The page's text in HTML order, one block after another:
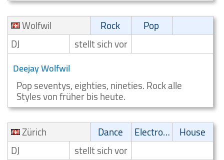
Wolfwil
Rock
Pop
DJ
stellt sich vor
Deejay Wolfwil
Pop seventys, eighties, nineties. Rock alle
Styles von früher bis heute.
Zürich
Dance Electronic House
DJ
stellt sich vor